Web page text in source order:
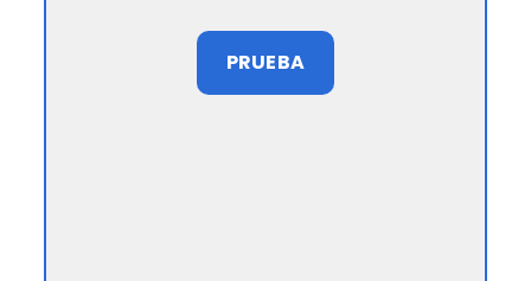
PRUEBA